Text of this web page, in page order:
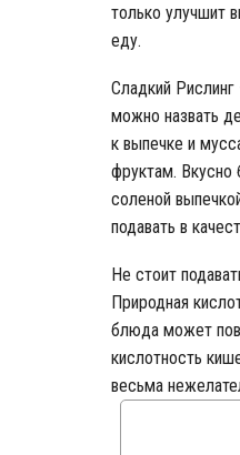
только улучшит
еду.
Сладкий
можно назвать
к выпечке и
фруктам. Вкусно
соленой
подавать в
Не стоит
Природная
блюда может
кислотность
весьма